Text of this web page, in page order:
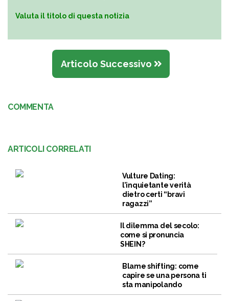
Valuta il titolo di questa notizia
Articolo Successivo
COMMENTA
ARTICOLI CORRELATI
Vulture Dating:
l’inquietante verità
dietro certi “bravi
ragazzi”
Il dilemma del secolo:
come si pronuncia
SHEIN?
Blame shifting: come
capire se una persona ti
sta manipolando